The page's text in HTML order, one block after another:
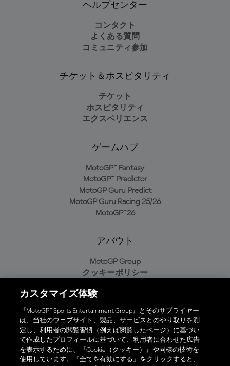
ヘルプセンター
コンタクト
よくある質問
コミュニティ参加
チケット＆ホスピタリティ
チケット
ホスピタリティ
エクスペリエンス
ゲームハブ
MotoGP™ Fantasy
MotoGP™ Predictor
MotoGP Guru Predict
MotoGP Guru Racing 25/26
MotoGP™26
アバウト
MotoGP Group
クッキーポリシー
プライバシーポリシー
購入ポリシー
オフィシャルアプリ
カスタマイズ体験
『MotoGP™ Sports Entertainment Group』とそのサプライヤー
は、当社のウェブサイト、製品、サービスとのやり取りを測
定し、利用者の閲覧習慣（例えば閲覧したページ）に基づい
て作成したプロフィールに基づいて、利用者に合わせた広告
を表示するために、『Cookie（クッキー）』や同様の技術を
使用しています。『全てを有効にする』をクリックすると、